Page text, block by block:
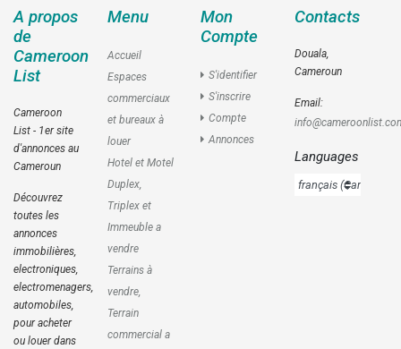
A propos
de
Cameroon
List
Cameroon
List - 1er site
d'annonces au
Cameroun
Découvrez
toutes les
annonces
immobilières,
electroniques,
electromenagers,
automobiles,
pour acheter
ou louer dans
Menu
Accueil
Espaces
commerciaux
et bureaux à
louer
Hotel et Motel
Duplex,
Triplex et
Immeuble a
vendre
Terrains à
vendre,
Terrain
commercial a
Mon
Compte
S'identifier
S'inscrire
Compte
Annonces
Contacts
Douala,
Cameroun
Email:
Languages